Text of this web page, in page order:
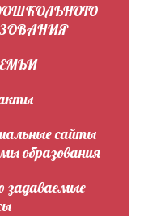
сайты
образования
задаваемые